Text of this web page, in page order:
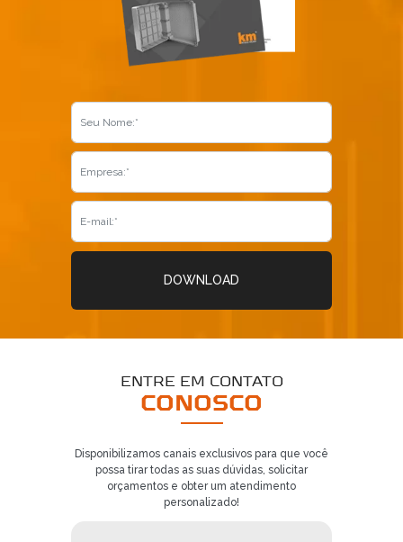
DOWNLOAD
ENTRE EM CONTATO
CONOSCO
Disponibilizamos canais exclusivos para que você
possa tirar todas as suas dúvidas, solicitar
orçamentos e obter um atendimento
personalizado!